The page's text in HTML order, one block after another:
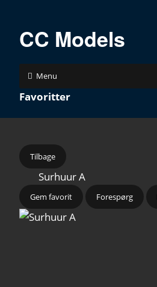
CC Models
Menu
Favoritter
Tilbage
Surhuur A
Gem favorit Forespørg